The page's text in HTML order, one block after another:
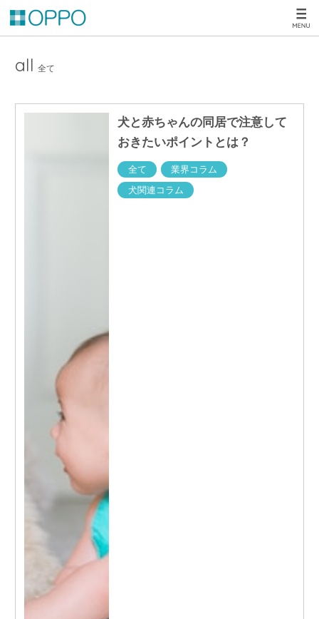
all 全て
犬と赤ちゃんの同居で注意して
おきたいポイントとは？
全て
業界コラム
犬関連コラム